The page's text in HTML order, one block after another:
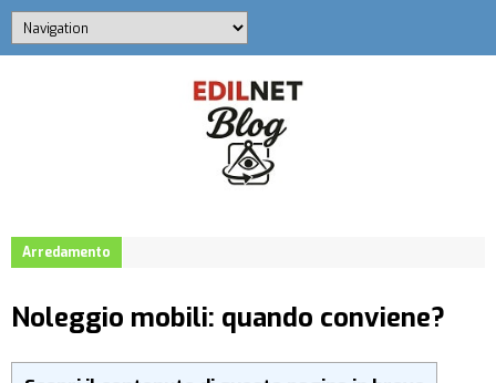
Arredamento
Noleggio mobili: quando conviene?